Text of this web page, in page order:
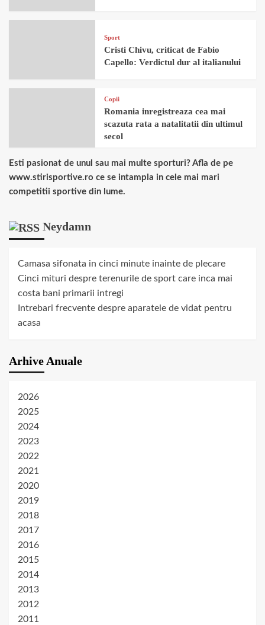
Sport
Cristi Chivu, criticat de Fabio
Capello: Verdictul dur al italianului
Copii
Romania inregistreaza cea mai
scazuta rata a natalitatii din ultimul
secol
Esti pasionat de unul sau mai multe sporturi? Afla de pe
www.stirisportive.ro ce se intampla in cele mai mari
competitii sportive din lume.
Neydamn
Camasa sifonata in cinci minute inainte de plecare
Cinci mituri despre terenurile de sport care inca mai
costa bani primarii intregi
Intrebari frecvente despre aparatele de vidat pentru
acasa
Arhive Anuale
2026
2025
2024
2023
2022
2021
2020
2019
2018
2017
2016
2015
2014
2013
2012
2011